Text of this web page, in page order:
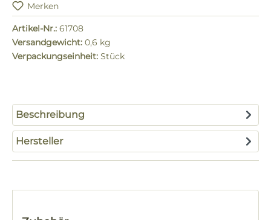
Merken
Artikel-Nr.: 61708
Versandgewicht: 0,6 kg
Verpackungseinheit: Stück
Beschreibung
Hersteller